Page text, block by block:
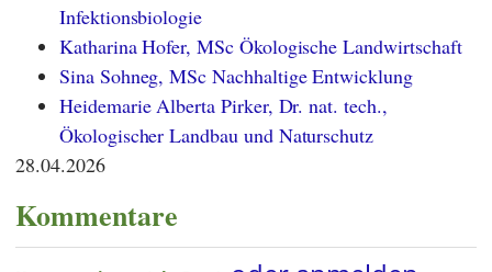
Infektionsbiologie
Katharina Hofer, MSc Ökologische Landwirtschaft
Sina Sohneg, MSc Nachhaltige Entwicklung
Heidemarie Alberta Pirker, Dr. nat. tech.,
Ökologischer Landbau und Naturschutz
28.04.2026
Kommentare